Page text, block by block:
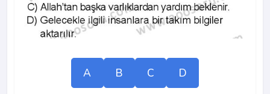
A B C D